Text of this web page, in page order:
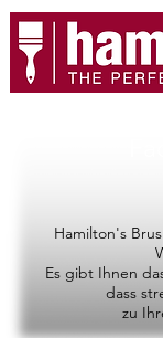
Hamilton's
Es gibt Ihnen
dass
zu